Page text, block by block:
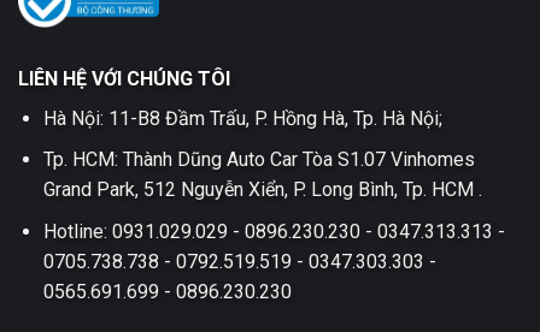
LIÊN HỆ VỚI CHÚNG TÔI
Hà Nội: 11-B8 Đầm Trấu, P. Hồng Hà, Tp. Hà Nội;
Tp. HCM: Thành Dũng Auto Car Tòa S1.07 Vinhomes
Grand Park, 512 Nguyễn Xiển, P. Long Bình, Tp. HCM .
Hotline: 0931.029.029 - 0896.230.230 - 0347.313.313 -
0705.738.738 - 0792.519.519 - 0347.303.303 -
0565.691.699 - 0896.230.230